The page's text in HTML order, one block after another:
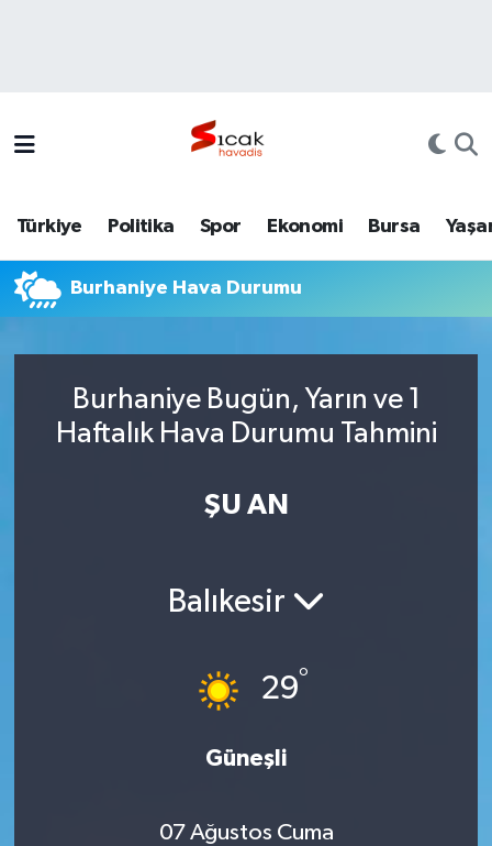
Türkiye Politika Spor Ekonomi Bursa
Burhaniye Hava Durumu
Burhaniye Bugün, Yarın ve 1
Haftalık Hava Durumu Tahmini
ŞU AN
Balıkesir
29°
Güneşli
07 Ağustos Cuma
Türkiye
Haber Arşivi